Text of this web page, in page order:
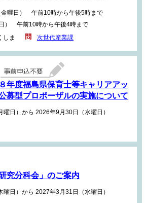
曜日） 午前10時から午後5時まで
） 午前10時から午後4時まで
しま
次世代産業課
年度福島県保育士等キャリアアッ
募型プロポーザルの実施について
日）から 2026年9月30日（水曜日）
究分科会」のご案内
日）から 2027年3月31日（水曜日）